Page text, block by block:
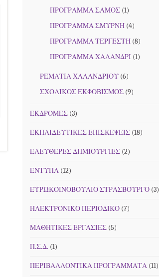
ΠΡΟΓΡΑΜΜΑ ΣΑΜΟΣ (1)
ΠΡΟΓΡΑΜΜΑ ΣΜΥΡΝΗ (4)
ΠΡΟΓΡΑΜΜΑ ΤΕΡΓΕΣΤΗ (8)
ΠΡΟΓΡΑΜΜΑ ΧΑΛΑΝΔΡΙ (1)
ΡΕΜΑΤΙΑ ΧΑΛΑΝΔΡΙΟΥ (6)
ΣΧΟΛΙΚΟΣ ΕΚΦΟΒΙΣΜΟΣ (9)
ΕΚΔΡΟΜΕΣ (3)
ΕΚΠΑΙΔΕΥΤΙΚΕΣ ΕΠΙΣΚΕΨΕΙΣ (18)
ΕΛΕΥΘΕΡΕΣ ΔΗΜΙΟΥΡΓΙΕΣ (2)
ΕΝΤΥΠΑ (12)
ΕΥΡΩΚΟΙΝΟΒΟΥΛΙΟ ΣΤΡΑΣΒΟΥΡΓΟ (3)
ΗΛΕΚΤΡΟΝΙΚΟ ΠΕΡΙΟΔΙΚΟ (7)
ΜΑΘΗΤΙΚΕΣ ΕΡΓΑΣΙΕΣ (5)
Π.Σ.Δ. (1)
ΠΕΡΙΒΑΛΛΟΝΤΙΚΑ ΠΡΟΓΡΑΜΜΑΤΑ (11)